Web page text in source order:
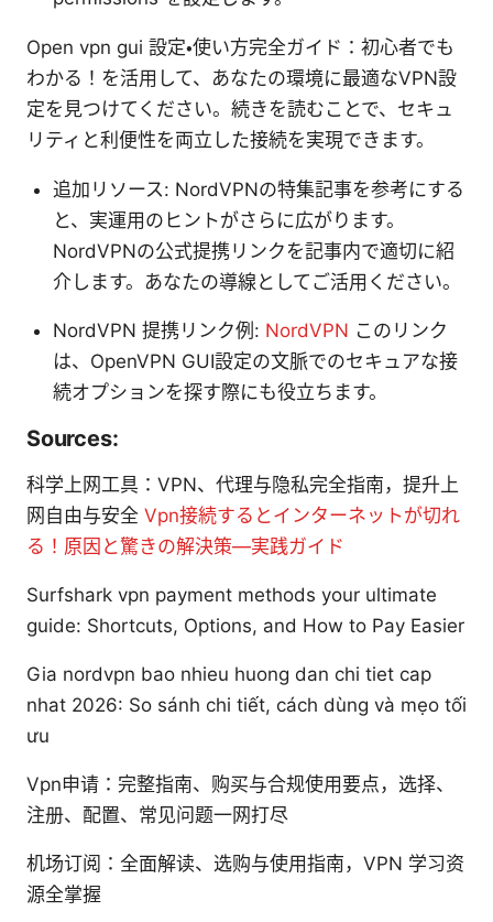
Open vpn gui 設定・使い方完全ガイド：初心者でも
わかる！を活用して、あなたの環境に最適なVPN設
定を見つけてください。続きを読むことで、セキュ
リティと利便性を両立した接続を実現できます。
追加リソース: NordVPNの特集記事を参考にする
と、実運用のヒントがさらに広がります。
NordVPNの公式提携リンクを記事内で適切に紹
介します。あなたの導線としてご活用ください。
NordVPN 提携リンク例: NordVPN このリンク
は、OpenVPN GUI設定の文脈でのセキュアな接
続オプションを探す際にも役立ちます。
Sources:
科学上网工具：VPN、代理与隐私完全指南，提升上
网自由与安全 Vpn接続するとインターネットが切れ
る！原因と驚きの解決策—実践ガイド
Surfshark vpn payment methods your ultimate
guide: Shortcuts, Options, and How to Pay Easier
Gia nordvpn bao nhieu huong dan chi tiet cap
nhat 2026: So sánh chi tiết, cách dùng và mẹo tối
ưu
Vpn申请：完整指南、购买与合规使用要点，选择、
注册、配置、常见问题一网打尽
机场订阅：全面解读、选购与使用指南，VPN 学习资
源全掌握